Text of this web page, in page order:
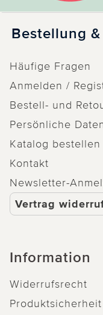
Bestellung
Häufige Fragen
Anmelden /
Bestell- und
Persönliche
Katalog bestellen
Kontakt
Newsletter-
Vertrag
Information
Widerrufsrecht
Produktsicherheit